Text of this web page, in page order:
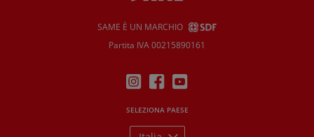
SAME È UN MARCHIO
Partita IVA 00215890161
SELEZIONA PAESE